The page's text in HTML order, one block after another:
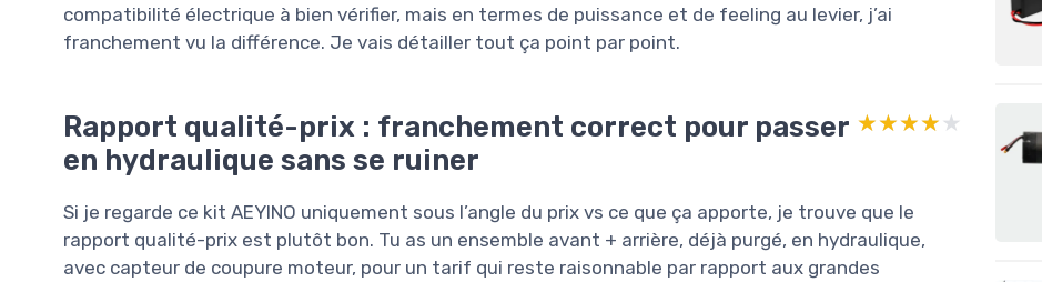
compatibilité électrique à bien vérifier, mais en termes de puissance et de feeling au levier, j’ai
franchement vu la différence. Je vais détailler tout ça point par point.
Rapport qualité-prix : franchement correct pour passer
en hydraulique sans se ruiner
★★★★★
★★★★★
Si je regarde ce kit AEYINO uniquement sous l’angle du prix vs ce que ça apporte, je trouve que le
rapport qualité-prix est plutôt bon. Tu as un ensemble avant + arrière, déjà purgé, en hydraulique,
avec capteur de coupure moteur, pour un tarif qui reste raisonnable par rapport aux grandes